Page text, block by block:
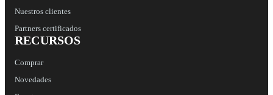
Nuestros clientes
Partners certificados
RECURSOS
Comprar
Novedades